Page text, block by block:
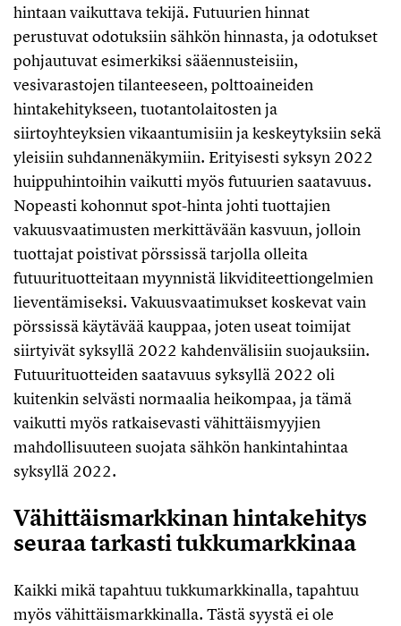
hintaan vaikuttava tekijä. Futuurien hinnat
perustuvat odotuksiin sähkön hinnasta, ja odotukset
pohjautuvat esimerkiksi sääennusteisiin,
vesivarastojen tilanteeseen, polttoaineiden
hintakehitykseen, tuotantolaitosten ja
siirtoyhteyksien vikaantumisiin ja keskeytyksiin sekä
yleisiin suhdannenäkymiin. Erityisesti syksyn 2022
huippuhintoihin vaikutti myös futuurien saatavuus.
Nopeasti kohonnut spot-hinta johti tuottajien
vakuusvaatimusten merkittävään kasvuun, jolloin
tuottajat poistivat pörssissä tarjolla olleita
futuurituotteitaan myynnistä likviditeettiongelmien
lieventämiseksi. Vakuusvaatimukset koskevat vain
pörssissä käytävää kauppaa, joten useat toimijat
siirtyivät syksyllä 2022 kahdenvälisiin suojauksiin.
Futuurituotteiden saatavuus syksyllä 2022 oli
kuitenkin selvästi normaalia heikompaa, ja tämä
vaikutti myös ratkaisevasti vähittäismyyjien
mahdollisuuteen suojata sähkön hankintahintaa
syksyllä 2022.
Vähittäismarkkinan hintakehitys
seuraa tarkasti tukkumarkkinaa
Kaikki mikä tapahtuu tukkumarkkinalla, tapahtuu
myös vähittäismarkkinalla. Tästä syystä ei ole